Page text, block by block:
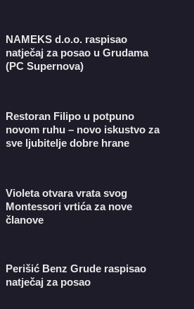
NAMEKS d.o.o. raspisao
natječaj za posao u Grudama
(PC Supernova)
Restoran Filipo u potpuno
novom ruhu – novo iskustvo za
sve ljubitelje dobre hrane
Violeta otvara vrata svog
Montessori vrtića za nove
članove
Perišić Benz Grude raspisao
natječaj za posao